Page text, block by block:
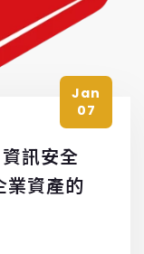
Jan
07
訊安全
業資產的